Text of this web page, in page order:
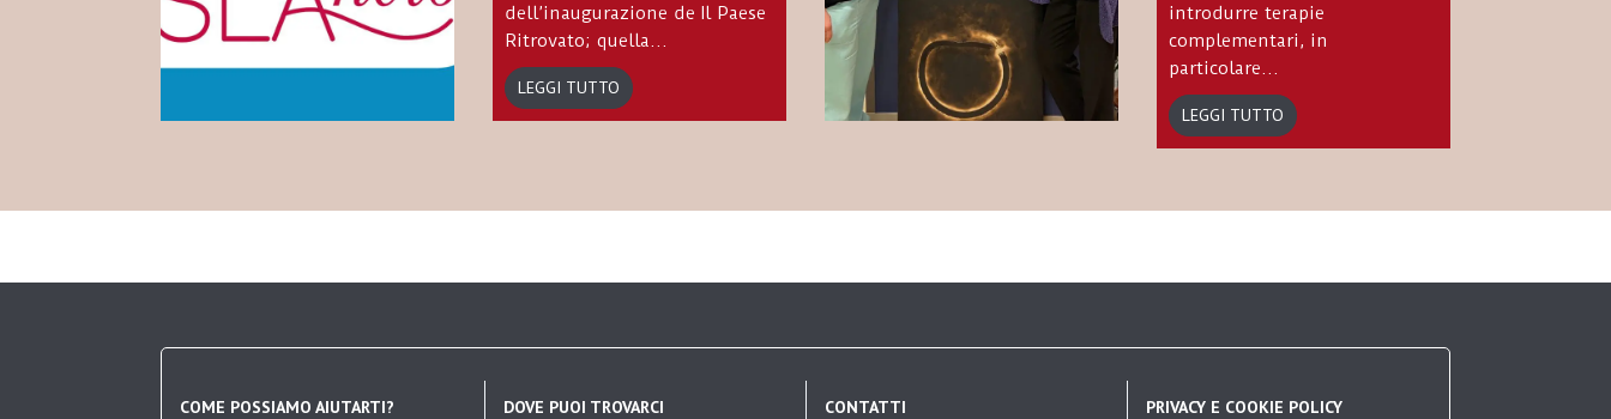
dell’inaugurazione de Il Paese
Ritrovato; quella...
LEGGI TUTTO
introdurre terapie
complementari, in
particolare...
LEGGI TUTTO
COME POSSIAMO AIUTARTI?
DOVE PUOI TROVARCI
CONTATTI
PRIVACY E COOKIE POLICY